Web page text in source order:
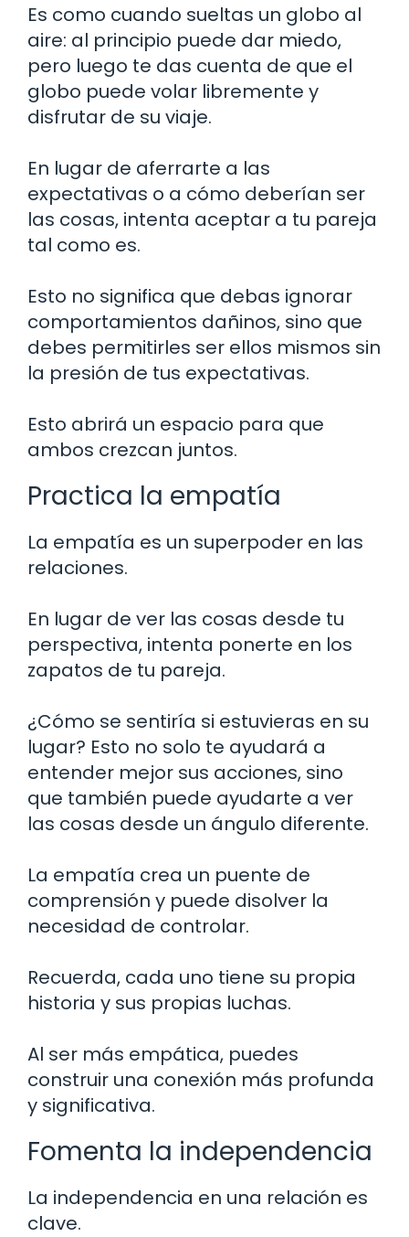
Es como cuando sueltas un globo al
aire: al principio puede dar miedo,
pero luego te das cuenta de que el
globo puede volar libremente y
disfrutar de su viaje.
En lugar de aferrarte a las
expectativas o a cómo deberían ser
las cosas, intenta aceptar a tu pareja
tal como es.
Esto no significa que debas ignorar
comportamientos dañinos, sino que
debes permitirles ser ellos mismos sin
la presión de tus expectativas.
Esto abrirá un espacio para que
ambos crezcan juntos.
Practica la empatía
La empatía es un superpoder en las
relaciones.
En lugar de ver las cosas desde tu
perspectiva, intenta ponerte en los
zapatos de tu pareja.
¿Cómo se sentiría si estuvieras en su
lugar? Esto no solo te ayudará a
entender mejor sus acciones, sino
que también puede ayudarte a ver
las cosas desde un ángulo diferente.
La empatía crea un puente de
comprensión y puede disolver la
necesidad de controlar.
Recuerda, cada uno tiene su propia
historia y sus propias luchas.
Al ser más empática, puedes
construir una conexión más profunda
y significativa.
Fomenta la independencia
La independencia en una relación es
clave.